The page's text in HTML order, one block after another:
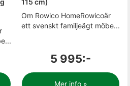
115 cm)
Om Rowico HomeRowicoär
ett svenskt familjeägt möbe...
5 995:-
Mer info »